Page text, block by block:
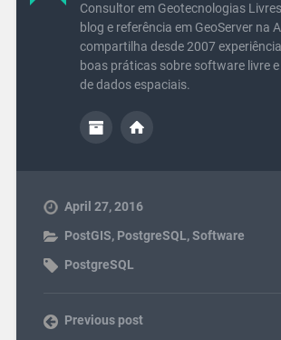
Consultor em Geotecnologias
blog e referência em GeoServer na
compartilha desde 2007
boas práticas sobre software livre
de dados espaciais.
April 27, 2016
PostGIS, PostgreSQL,Software
PostgreSQL
Previous post